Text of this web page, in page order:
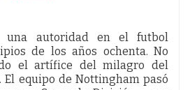
una autoridad en el futbol
de los años ochenta. No
el artífice del milagro del
El equipo de Nottingham pasó